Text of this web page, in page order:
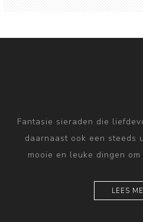
Fantasie sieraden die
daarnaast ook een steeds
mooie en leuke dingen
LEES